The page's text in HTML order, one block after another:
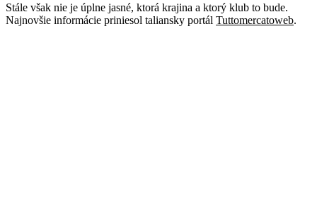
Stále však nie je úplne jasné, ktorá krajina a ktorý klub to bude.
Najnovšie informácie priniesol taliansky portál Tuttomercatoweb.